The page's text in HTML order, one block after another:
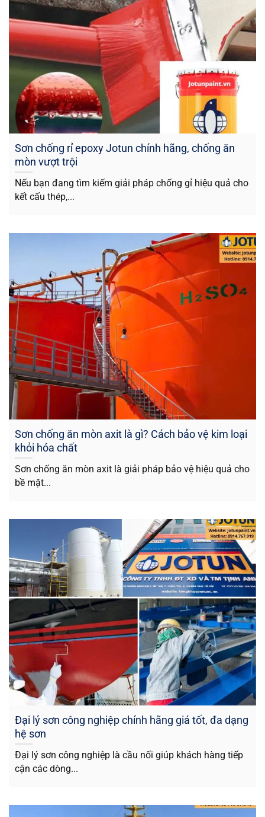
Sơn chống rỉ epoxy Jotun chính hãng, chống ăn
mòn vượt trội
Nếu bạn đang tìm kiếm giải pháp chống gỉ hiệu quả cho
kết cấu thép,...
Sơn chống ăn mòn axit là gì? Cách bảo vệ kim loại
khỏi hóa chất
Sơn chống ăn mòn axit là giải pháp bảo vệ hiệu quả cho
bề mặt...
Đại lý sơn công nghiệp chính hãng giá tốt, đa dạng
hệ sơn
Đại lý sơn công nghiệp là cầu nối giúp khách hàng tiếp
cận các dòng...